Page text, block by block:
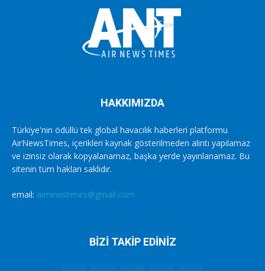
HAKKIMIZDA
Türkiye'nin ödüllü tek global havacılık haberleri platformu
AirNewsTimes, içerikleri kaynak gösterilmeden alıntı yapılamaz
ve izinsiz olarak kopyalanamaz, başka yerde yayınlanamaz. Bu
sitenin tüm hakları saklıdır.
email: airnewstimes@gmail.com
BİZİ TAKİP EDİNİZ